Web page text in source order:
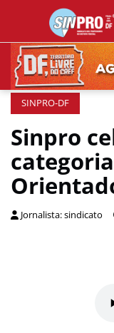
SINPRO-DF
Sinpro
Jornalista: sindicato